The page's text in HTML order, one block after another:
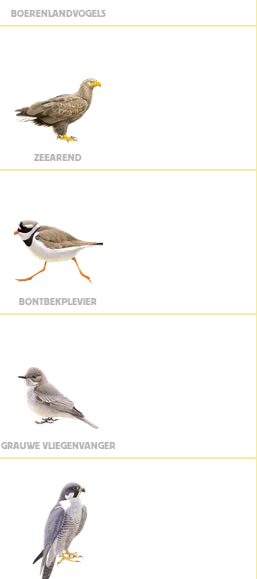
BOERENLANDVOGELS
ZEEAREND
BONTBEKPLEVIER
GRAUWE VLIEGENVANGER